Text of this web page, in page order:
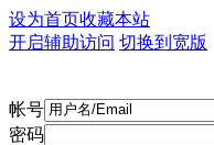
设为首页收藏本站
开启辅助访问 切换到宽版
帐号
密码